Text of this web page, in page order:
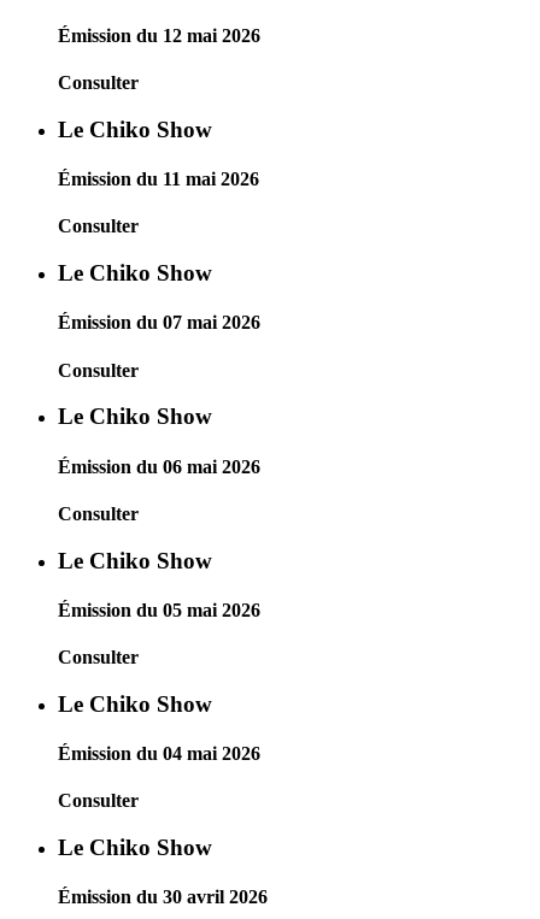
Émission du 12 mai 2026
Consulter
Le Chiko Show
Émission du 11 mai 2026
Consulter
Le Chiko Show
Émission du 07 mai 2026
Consulter
Le Chiko Show
Émission du 06 mai 2026
Consulter
Le Chiko Show
Émission du 05 mai 2026
Consulter
Le Chiko Show
Émission du 04 mai 2026
Consulter
Le Chiko Show
Émission du 30 avril 2026